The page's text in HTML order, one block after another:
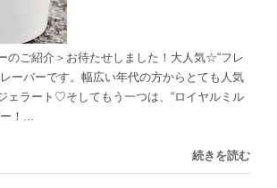
のご紹介＞お待たせしました！大人気☆“フレ
ーバーです。幅広い年代の方からとても人気
ェラート♡そしてもう一つは、“ロイヤルミル
！...
続きを読む